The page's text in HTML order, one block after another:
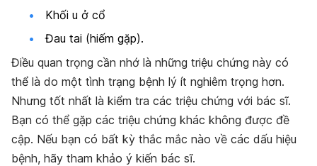
Khối u ở cổ
Đau tai (hiếm gặp).
Điều quan trọng cần nhớ là những triệu chứng này có
thể là do một tình trạng bệnh lý ít nghiêm trọng hơn.
Nhưng tốt nhất là kiểm tra các triệu chứng với bác sĩ.
Bạn có thể gặp các triệu chứng khác không được đề
cập. Nếu bạn có bất kỳ thắc mắc nào về các dấu hiệu
bệnh, hãy tham khảo ý kiến bác sĩ.